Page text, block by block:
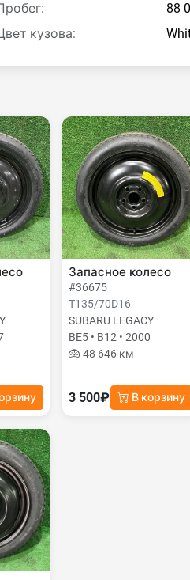
88
кузова:
Запасное колесо
#36675
T135/70D16
SUBARU LEGACY
BE5 • B12 • 2000
48 646 км
3 500₽ В корзину